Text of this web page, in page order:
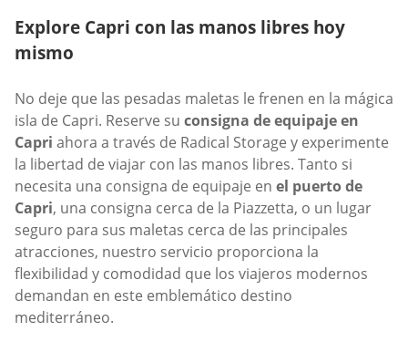
Explore Capri con las manos libres hoy
mismo
No deje que las pesadas maletas le frenen en la mágica
isla de Capri. Reserve su consigna de equipaje en
Capri ahora a través de Radical Storage y experimente
la libertad de viajar con las manos libres. Tanto si
necesita una consigna de equipaje en el puerto de
Capri, una consigna cerca de la Piazzetta, o un lugar
seguro para sus maletas cerca de las principales
atracciones, nuestro servicio proporciona la
flexibilidad y comodidad que los viajeros modernos
demandan en este emblemático destino
mediterráneo.